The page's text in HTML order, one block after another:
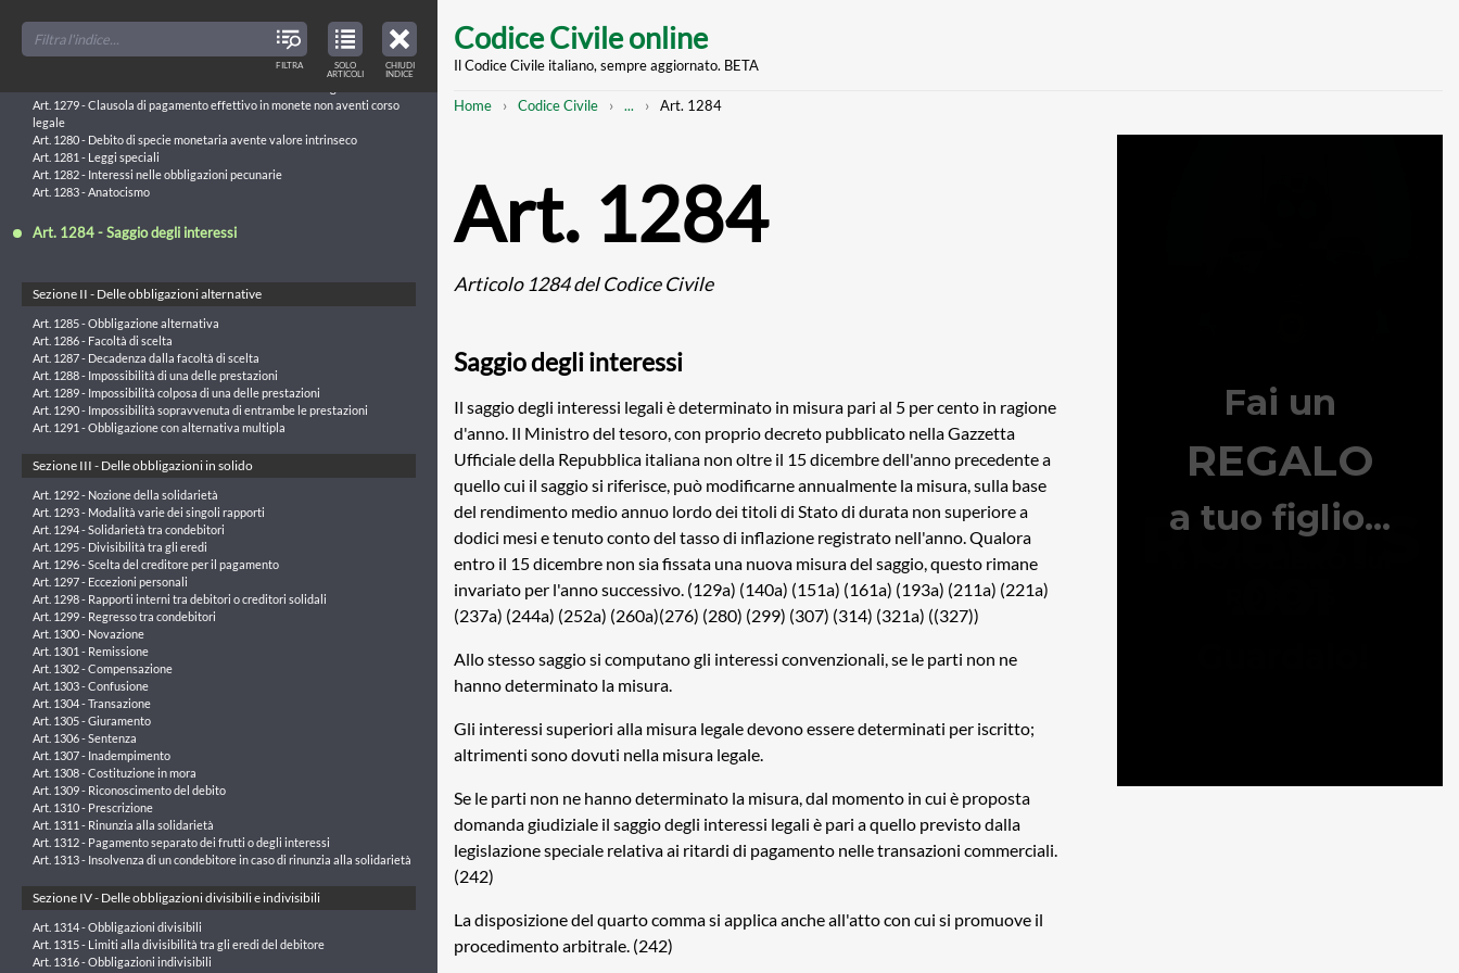
TABLE
OF
CONTENTS
CHIUDI
INDICE
main
Codice Civile online
Il Codice Civile italiano, sempre aggiornato. BETA
Breadcrumb
Home Codice Civile
Mostra
... Art. 1284
Art. 1284
Articolo 1284 del Codice Civile
Saggio degli interessi
Il saggio degli interessi legali è determinato in misura pari al 5 per cento in ragione
d'anno. Il Ministro del tesoro, con proprio decreto pubblicato nella Gazzetta
Ufficiale della Repubblica italiana non oltre il 15 dicembre dell'anno precedente a
quello cui il saggio si riferisce, può modificarne annualmente la misura, sulla base
del rendimento medio annuo lordo dei titoli di Stato di durata non superiore a
dodici mesi e tenuto conto del tasso di inflazione registrato nell'anno. Qualora
entro il 15 dicembre non sia fissata una nuova misura del saggio, questo rimane
invariato per l'anno successivo. (129a) (140a) (151a) (161a) (193a) (211a) (221a)
(237a) (244a) (252a) (260a)(276) (280) (299) (307) (314) (321a) ((327))
Allo stesso saggio si computano gli interessi convenzionali, se le parti non ne
hanno determinato la misura.
Gli interessi superiori alla misura legale devono essere determinati per iscritto;
altrimenti sono dovuti nella misura legale.
Se le parti non ne hanno determinato la misura, dal momento in cui è proposta
domanda giudiziale il saggio degli interessi legali è pari a quello previsto dalla
legislazione speciale relativa ai ritardi di pagamento nelle transazioni commerciali.
(242)
La disposizione del quarto comma si applica anche all'atto con cui si promuove il
procedimento arbitrale. (242)
TOC
TITLES
FILTRA
VIEW
ONLY
ARTICLES
IN
TABLE
OF
CONTENTS
SOLO
ARTICOLI
Sezione I - Delle obbligazioni pecuniarie
Art. 1279 - Clausola di pagamento effettivo in monete non aventi corso
legale
Art. 1280 - Debito di specie monetaria avente valore intrinseco
Art. 1281 - Leggi speciali
Art. 1282 - Interessi nelle obbligazioni pecunarie
Art. 1283 - Anatocismo
Art. 1284 - Saggio degli interessi
Sezione II - Delle obbligazioni alternative
Art. 1285 - Obbligazione alternativa
Art. 1286 - Facoltà di scelta
Art. 1287 - Decadenza dalla facoltà di scelta
Art. 1288 - Impossibilità di una delle prestazioni
Art. 1289 - Impossibilità colposa di una delle prestazioni
Art. 1290 - Impossibilità sopravvenuta di entrambe le prestazioni
Art. 1291 - Obbligazione con alternativa multipla
Sezione III - Delle obbligazioni in solido
Art. 1292 - Nozione della solidarietà
Art. 1293 - Modalità varie dei singoli rapporti
Art. 1294 - Solidarietà tra condebitori
Art. 1295 - Divisibilità tra gli eredi
Art. 1296 - Scelta del creditore per il pagamento
Art. 1297 - Eccezioni personali
Art. 1298 - Rapporti interni tra debitori o creditori solidali
Art. 1299 - Regresso tra condebitori
Art. 1300 - Novazione
Art. 1301 - Remissione
Art. 1302 - Compensazione
Art. 1303 - Confusione
Art. 1304 - Transazione
Art. 1305 - Giuramento
Art. 1306 - Sentenza
Art. 1307 - Inadempimento
Art. 1308 - Costituzione in mora
Art. 1309 - Riconoscimento del debito
Art. 1310 - Prescrizione
Art. 1311 - Rinunzia alla solidarietà
Art. 1312 - Pagamento separato dei frutti o degli interessi
Art. 1313 - Insolvenza di un condebitore in caso di rinunzia alla solidarietà
Sezione IV - Delle obbligazioni divisibili e indivisibili
Art. 1314 - Obbligazioni divisibili
Art. 1315 - Limiti alla divisibilità tra gli eredi del debitore
Art. 1316 - Obbligazioni indivisibili